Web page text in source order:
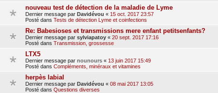
nouveau test de détection de la maladie de Lyme
Dernier message par Davidévou « 15 oct. 2017 23:57
Posté dans Tests de détection Lyme et coinfections
Re: Babesioses et transmissions mere enfant petitsenfants?
Dernier message par sylviapatoy « 20 sept. 2017 17:16
Posté dans Transmission, grossesse
LTX5
Dernier message par nounours « 13 juin 2017 15:49
Posté dans Compléments, minéraux et vitamines
herpès labial
Dernier message par Davidévou « 08 mai 2017 13:05
Posté dans Questions diverses